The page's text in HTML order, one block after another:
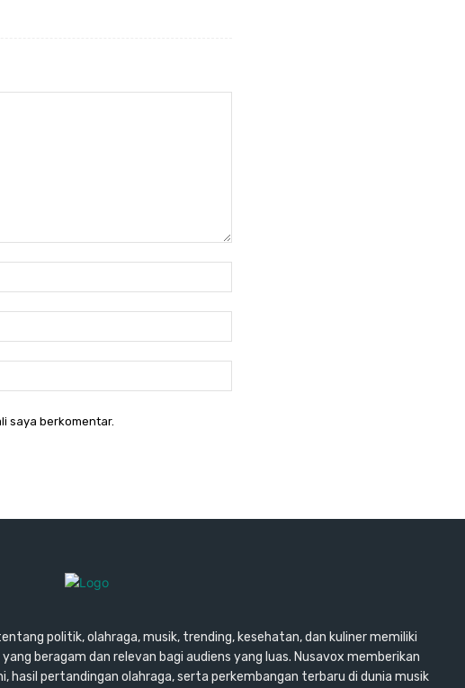
saya berkomentar.
politik, olahraga, musik, trending, kesehatan, dan kuliner memiliki
beragam dan relevan bagi audiens yang luas. Nusavox memberikan
hasil pertandingan olahraga, serta perkembangan terbaru di dunia musik